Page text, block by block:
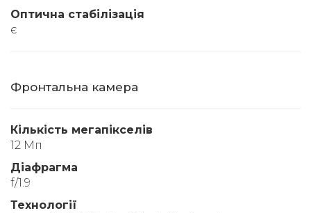
Оптична стабілізація
є
Фронтальна камера
Кількість мегапікселів
12 Мп
Діафрагма
f/1.9
Технології